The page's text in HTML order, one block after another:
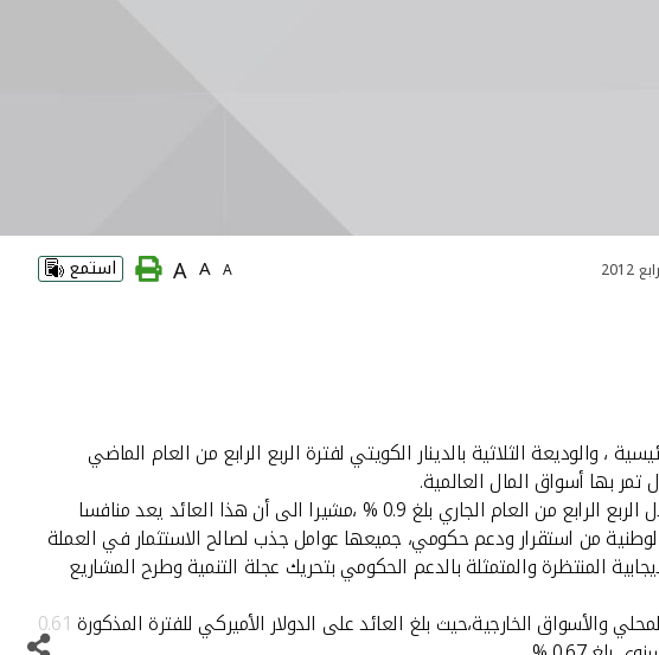
A
A
A استمع
، والوديعة الثلاثية بالدينار الكويتي لفترة الربع الرابع من العام الماضي
وقال مدير ادارة الخزانة عبد الوهاب عيسى الرشود في تصريح صحفي ، أن الوديعة الثلاثية بالدينار الكويتي حققت عائدا خلال الربع الرابع من العام الجاري بلغ 0.9 % ،مشيرا الى أن هذا العائد يعد منافسا
من استقرار ودعم حكومي، جميعها عوامل جذب لصالح الاستثمار في العملة
المنتظرة والمتمثلة بالدعم الحكومي بتحريك عجلة التنمية وطرح المشاريع
وأضاف الرشود قائلا:قدم 'بيتك' في نهاية الربع الرابع عوائد تنافسية على ودائع العملات الأجنبية الرئيسية مقارنة بالسوق المحلي والأسواق الخارجية،حيث بلغ العائد على الدولار الأميركي للفترة المذكورة 0.61